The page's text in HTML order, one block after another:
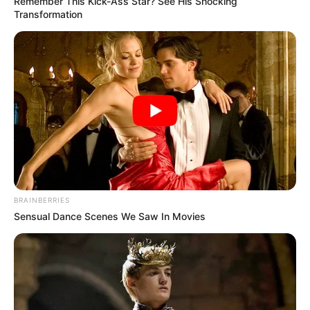
r-skimuseum.de
Besucherbergwerk Teufelsgrund bei Münstertal -
Mehr als 1.000 Jahre Bergbaugeschichte werden
bei einer Führung in dem ehemaligen Silber- und
Bleibergwerk anschaulich dargestellt und erklärt.
Daneben gibt es spezielle Angebote für Kinder,
einen Heilstollen und die Möglichkeit im Berg zu
heiraten. Informationen unterwww.besuchsbergwer
k-teufelsgrund.de.
Hohe Möhr - Dank seines 30 Meter hohen
Aussichtsturms bietet der im Schwarzwald liegende
983 Meter hohe Gipfel eine super Aussicht auf die
Berge des Schwarzwaldes aber auch in die der
Schweizer Alpen. Deshalb ist die Hohe Möhr ein
beliebtes Wanderziel. Informationen unter
http://de.w
ikipedia.org/ wiki/Hohe Möhr
Transformation
BRAINBERRIES
Sensual Dance Scenes We Saw In Movies